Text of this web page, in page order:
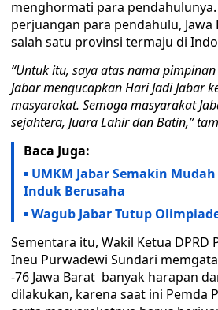
menghormati para pendahulunya.
perjuangan para pendahulu,
salah satu provinsi termaju di
“Untuk itu, saya atas nama
Jabar mengucapkan Hari Jadi Jabar
masyarakat. Semoga masyarakat
sejahtera, Juara Lahir dan Batin,”
Baca Juga:
UMKM Jabar Semakin
Induk Berusaha
Wagub Jabar Tutup
Sementara itu, Wakil Ketua DPRD
Ineu Purwadewi Sundari
-76 Jawa Barat banyak harapan
dilakukan, karena saat ini Pemda